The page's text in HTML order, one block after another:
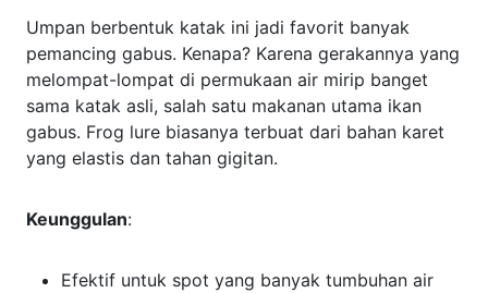
Umpan berbentuk katak ini jadi favorit banyak
pemancing gabus. Kenapa? Karena gerakannya yang
melompat-lompat di permukaan air mirip banget
sama katak asli, salah satu makanan utama ikan
gabus. Frog lure biasanya terbuat dari bahan karet
yang elastis dan tahan gigitan.
Keunggulan:
Efektif untuk spot yang banyak tumbuhan air